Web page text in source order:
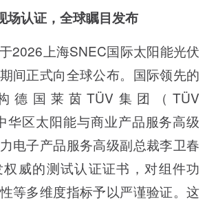
场认证，全球瞩目发布
2026上海SNEC国际太阳能光伏
间正式向全球公布。国际领先的
德国莱茵TÜV集团（TÜV
华区太阳能与商业产品服务高级
电子产品服务高级副总裁李卫春
威的测试认证证书，对组件功
等多维度指标予以严谨验证。这